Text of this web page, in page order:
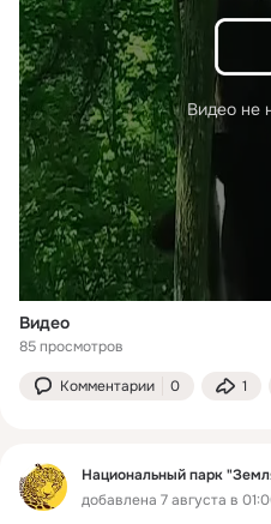
Видео не
Видео
85 просмотров
Комментарии 0 1
Национальный парк
добавлена 7 августа в